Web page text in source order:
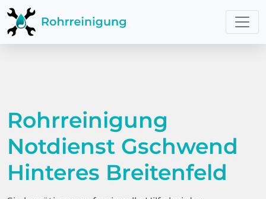
Rohrreinigung
Notdienst Gschwend
Hinteres Breitenfeld